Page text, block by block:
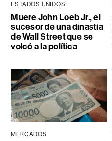
ESTADOS UNIDOS
Muere John Loeb Jr., el
sucesor de una dinastía
de Wall Street que se
volcó a la política
MERCADOS